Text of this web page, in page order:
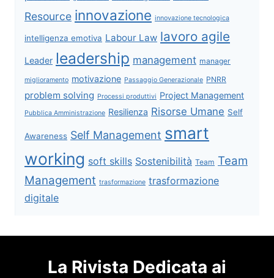
Resource innovazione innovazione tecnologica
intelligenza emotiva Labour Law lavoro agile
Leader leadership management manager
miglioramento motivazione Passaggio Generazionale PNRR
problem solving Processi produttivi Project Management
Pubblica Amministrazione Resilienza Risorse Umane Self
Awareness Self Management smart
working soft skills Sostenibilità Team Team
Management trasformazione trasformazione
digitale
La Rivista Dedicata ai